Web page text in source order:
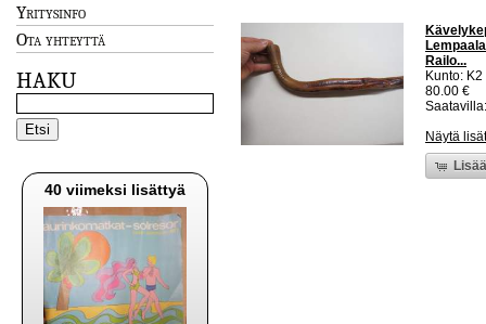
Yritysinfo
Ota yhteyttä
HAKU
40 viimeksi lisättyä
Railo...
Kunto:
80.00 €
Näytä